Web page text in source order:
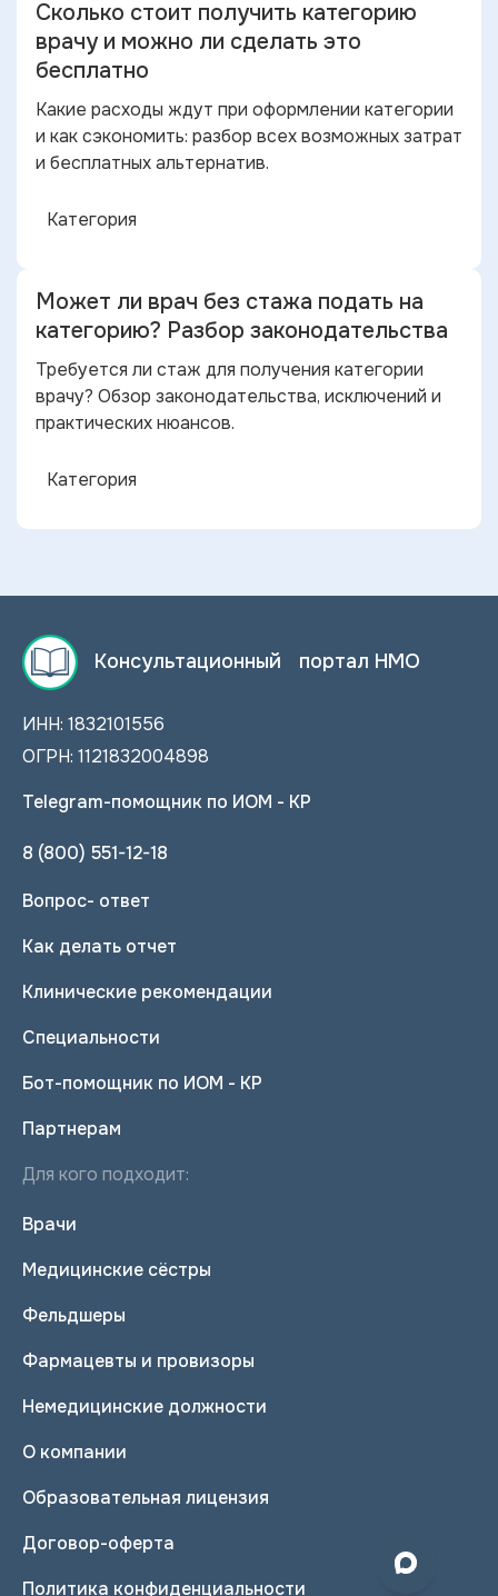
Сколько стоит получить категорию
врачу и можно ли сделать это
бесплатно
Какие расходы ждут при оформлении категории
и как сэкономить: разбор всех возможных затрат
и бесплатных альтернатив.
Категория
Может ли врач без стажа подать на
категорию? Разбор законодательства
Требуется ли стаж для получения категории
врачу? Обзор законодательства, исключений и
практических нюансов.
Категория
Консультационный портал НМО
ИНН: 1832101556
ОГРН: 1121832004898
Telegram-помощник по ИОМ - КР
8 (800) 551-12-18
Вопрос- ответ
Как делать отчет
Клинические рекомендации
Специальности
Бот-помощник по ИОМ - КР
Партнерам
Для кого подходит:
Врачи
Медицинские сёстры
Фельдшеры
Фармацевты и провизоры
Немедицинские должности
О компании
Образовательная лицензия
Договор-оферта
Политика конфиденциальности